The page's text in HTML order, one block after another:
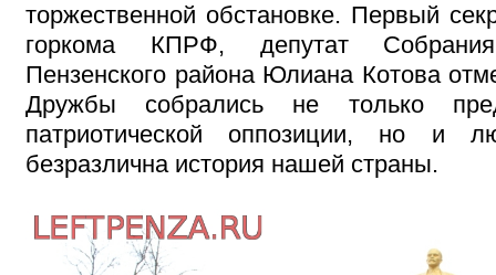
торжественной обстановке. Первый
горкома КПРФ, депутат Собрания
Пензенского района Юлиана Котова
Дружбы собрались не только
патриотической оппозиции, но и
безразлична история нашей страны.